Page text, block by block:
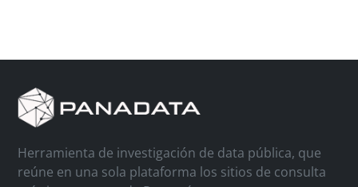
Herramienta de investigación de data pública, que
reúne en una sola plataforma los sitios de consulta